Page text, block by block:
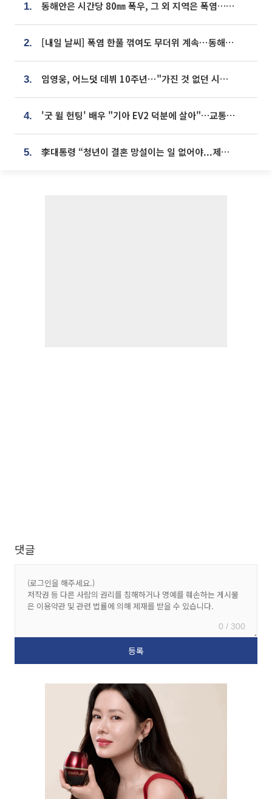
1. 동해안은 시간당 80㎜ 폭우, 그 외 지역은 폭염…‘극과 극 날씨’
2. [내일 날씨] 폭염 한풀 꺾여도 무더위 계속⋯동해안 이틀 연속 비
3. 임영웅, 어느덧 데뷔 10주년⋯"가진 것 없던 시절, 내 앞엔 20명의 팬뿐"
4. '굿 윌 헌팅' 배우 "기아 EV2 덕분에 살아"…교통사고 후 안전성 극찬
5. 李대통령 “청년이 결혼 망설이는 일 없어야...제도상 불이익 조사”
댓글
0 / 300